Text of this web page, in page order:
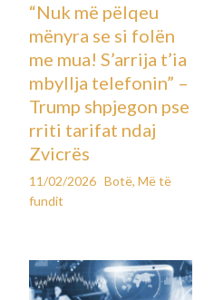
“Nuk më pëlqeu
mënyra se si folën
me mua! S’arrija t’ia
mbyllja telefonin” –
Trump shpjegon pse
rriti tarifat ndaj
Zvicrës
11/02/2026 Botë,Më të
fundit